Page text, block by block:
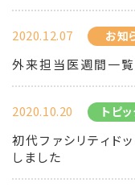
2020.12.07 お知
外来担当医週間一
2020.10.20 トピ
初代ファシリティド
しました